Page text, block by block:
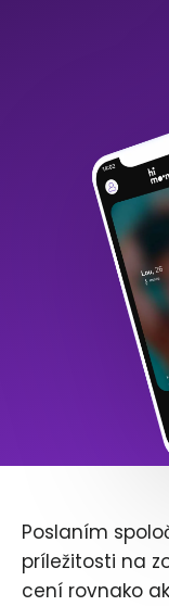
Poslaním
príležitosti na
cení rovnako